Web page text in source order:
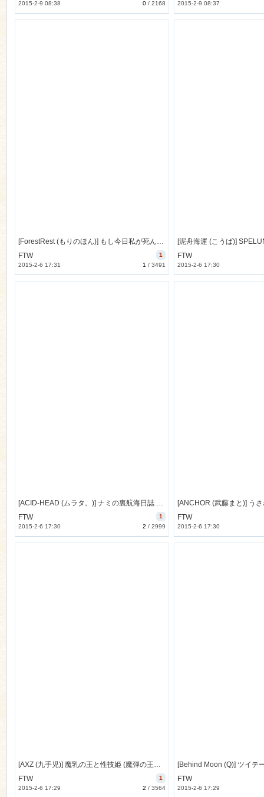
0/ 2168
2015-2-9 08:38 2015-2-9 08:37
[ForestRest (もりのほん)] もし今日私が死んだなら (東方) [53M]
1
FTW
1 / 3491
2015-2-6 17:31
[泥舟海運 (こうば)]
FTW
2015-2-6 17:30
[ACID-HEAD (ムラタ。)] ナミの裏航海日誌 9 (ワンピース) [14M]
1
FTW
2 / 2999
2015-2-6 17:30
FTW
2015-2-6 17:30
[AXZ (九手児)] 魔乳の王と性技姫 (魔弾の王と戦姫) [34M]
1
FTW
2 / 3564
2015-2-6 17:29
FTW
2015-2-6 17:29